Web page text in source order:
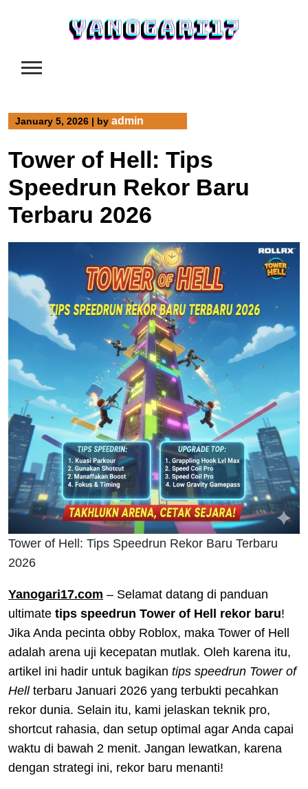
January 5, 2026 | by admin
Tower of Hell: Tips
Speedrun Rekor Baru
Terbaru 2026
Tower of Hell: Tips Speedrun Rekor Baru Terbaru
2026
Yanogari17.com – Selamat datang di panduan
ultimate tips speedrun Tower of Hell rekor baru!
Jika Anda pecinta obby Roblox, maka Tower of Hell
adalah arena uji kecepatan mutlak. Oleh karena itu,
artikel ini hadir untuk bagikan tips speedrun Tower of
Hellterbaru Januari 2026 yang terbukti pecahkan
rekor dunia. Selain itu, kami jelaskan teknik pro,
shortcut rahasia, dan setup optimal agar Anda capai
waktu di bawah 2 menit. Jangan lewatkan, karena
dengan strategi ini, rekor baru menanti!